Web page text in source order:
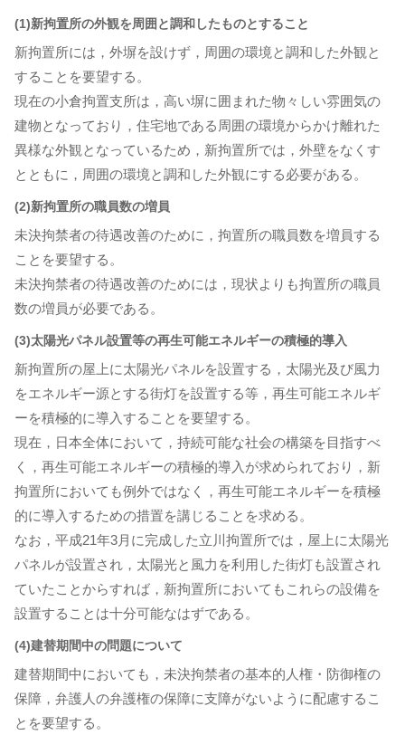
(1)新拘置所の外観を周囲と調和したものとすること
新拘置所には，外塀を設けず，周囲の環境と調和した外観と
することを要望する。
現在の小倉拘置支所は，高い塀に囲まれた物々しい雰囲気の
建物となっており，住宅地である周囲の環境からかけ離れた
異様な外観となっているため，新拘置所では，外壁をなくす
とともに，周囲の環境と調和した外観にする必要がある。
(2)新拘置所の職員数の増員
未決拘禁者の待遇改善のために，拘置所の職員数を増員する
ことを要望する。
未決拘禁者の待遇改善のためには，現状よりも拘置所の職員
数の増員が必要である。
(3)太陽光パネル設置等の再生可能エネルギーの積極的導入
新拘置所の屋上に太陽光パネルを設置する，太陽光及び風力
をエネルギー源とする街灯を設置する等，再生可能エネルギ
ーを積極的に導入することを要望する。
現在，日本全体において，持続可能な社会の構築を目指すべ
く，再生可能エネルギーの積極的導入が求められており，新
拘置所においても例外ではなく，再生可能エネルギーを積極
的に導入するための措置を講じることを求める。
なお，平成21年3月に完成した立川拘置所では，屋上に太陽光
パネルが設置され，太陽光と風力を利用した街灯も設置され
ていたことからすれば，新拘置所においてもこれらの設備を
設置することは十分可能なはずである。
(4)建替期間中の問題について
建替期間中においても，未決拘禁者の基本的人権・防御権の
保障，弁護人の弁護権の保障に支障がないように配慮するこ
とを要望する。